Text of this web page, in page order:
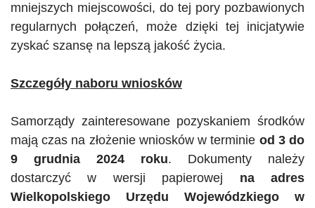
mniejszych miejscowości, do tej pory pozbawionych
regularnych połączeń, może dzięki tej inicjatywie
zyskać szansę na lepszą jakość życia.
Szczegóły naboru wniosków
Samorządy zainteresowane pozyskaniem środków
mają czas na złożenie wniosków w terminie od 3 do
9 grudnia 2024 roku. Dokumenty należy
dostarczyć w wersji papierowej na adres
Wielkopolskiego Urzędu Wojewódzkiego w